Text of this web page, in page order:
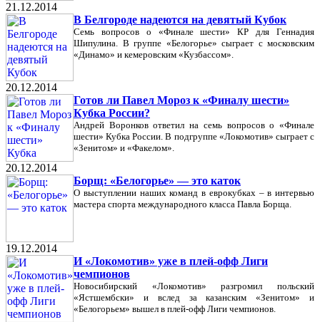
21.12.2014
В Белгороде надеются на девятый Кубок
Семь вопросов о «Финале шести» КР для Геннадия
Шипулина. В группе «Белогорье» сыграет с московским
«Динамо» и кемеровским «Кузбассом».
20.12.2014
Готов ли Павел Мороз к «Финалу шести»
Кубка России?
Андрей Воронков ответил на семь вопросов о «Финале
шести» Кубка России. В подгруппе «Локомотив» сыграет с
«Зенитом» и «Факелом».
20.12.2014
Борщ: «Белогорье» — это каток
О выступлении наших команд в еврокубках – в интервью
мастера спорта международного класса Павла Борща.
19.12.2014
И «Локомотив» уже в плей-офф Лиги
чемпионов
Новосибирский «Локомотив» разгромил польский
«Ястшембски» и вслед за казанским «Зенитом» и
«Белогорьем» вышел в плей-офф Лиги чемпионов.